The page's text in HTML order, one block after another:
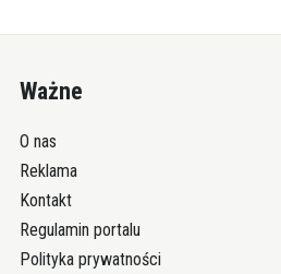
Ważne
O nas
Reklama
Kontakt
Regulamin portalu
Polityka prywatności